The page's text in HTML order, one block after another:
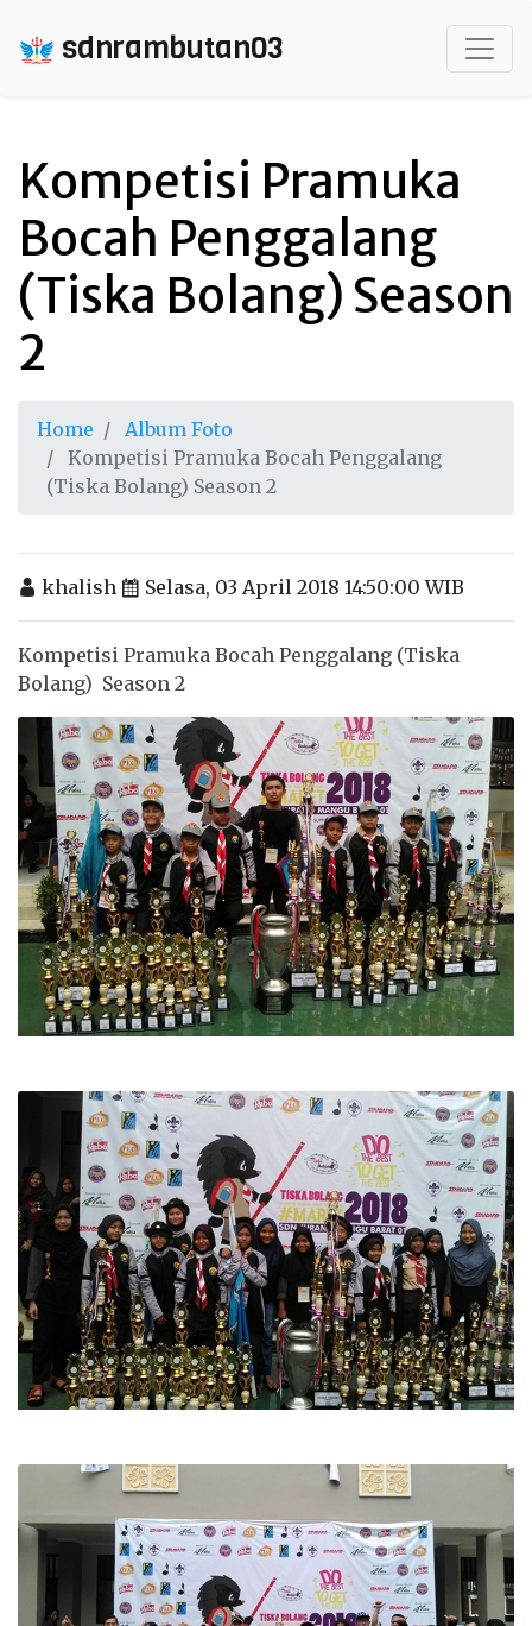
sdnrambutan03
Kompetisi Pramuka
Bocah Penggalang
(Tiska Bolang) Season
2
Home
Album Foto
Kompetisi Pramuka Bocah Penggalang
(Tiska Bolang) Season 2
khalish Selasa, 03 April 2018 14:50:00 WIB
Kompetisi Pramuka Bocah Penggalang (Tiska
Bolang) Season 2